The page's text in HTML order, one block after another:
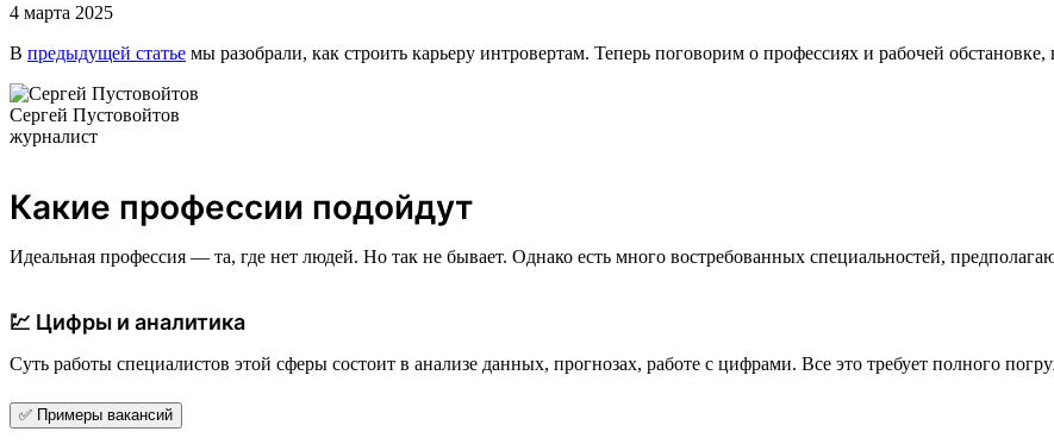
4 марта 2025
В предыдущей статье мы разобрали, как строить карьеру интровертам. Теперь поговорим о профессиях и рабочей
Сергей Пустовойтов
журналист
Какие профессии подойдут
Идеальная профессия — та, где нет людей. Но так не бывает. Однако есть много востребованных специальностей,
💹 Цифры и аналитика
Суть работы специалистов этой сферы состоит в анализе данных, прогнозах, работе с цифрами. Все это требует полного
✅ Примеры вакансий